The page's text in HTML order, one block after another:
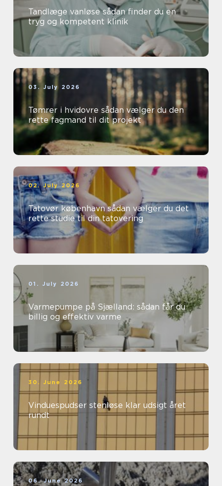
Tandlæge vanløse sådan finder du en
tryg og kompetent klinik
03. July 2026
Tømrer i hvidovre sådan vælger du den
rette fagmand til dit projekt
02. July 2026
Tatovør københavn sådan vælger du det
rette studie til din tatovering
01. July 2026
Varmepumpe på Sjælland: sådan får du
billig og effektiv varme
30. June 2026
Vinduespudser stenløse klar udsigt året
rundt
06. June 2026